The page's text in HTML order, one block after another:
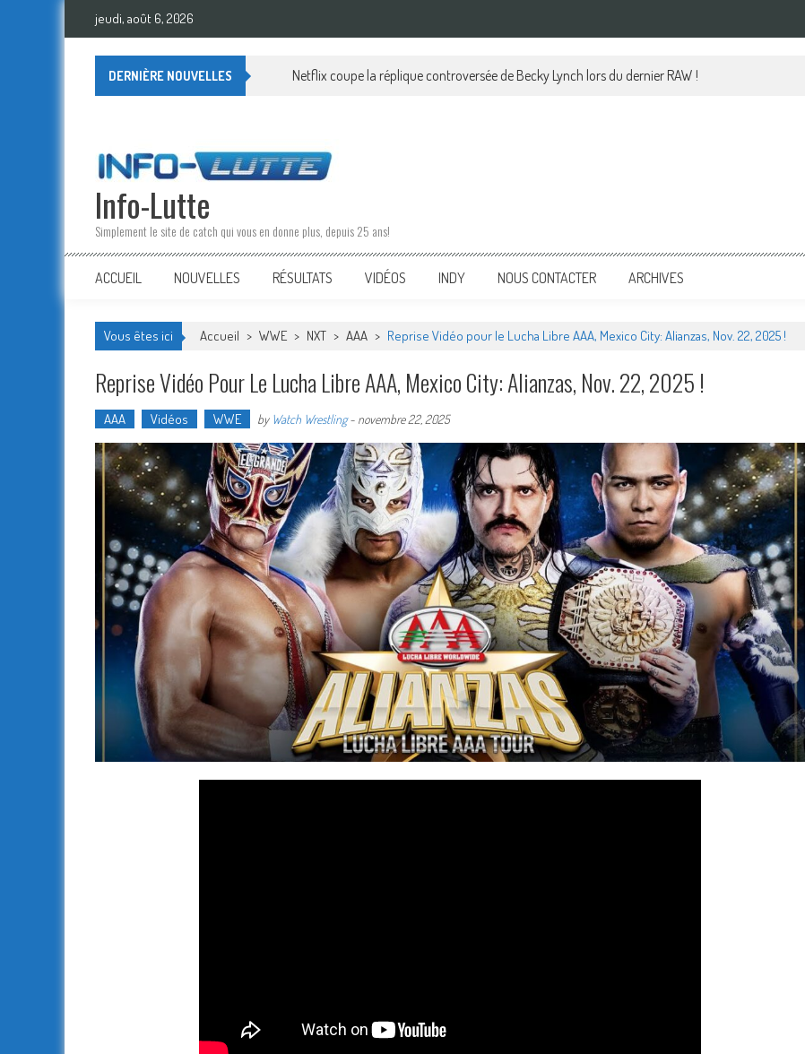
Skip
jeudi, août 6, 2026
DERNIÈRE NOUVELLES Netflix coupe la réplique controversée de Becky Lynch lors du dernier RAW !
Info-Lutte
Simplement le site de catch qui vous en donne plus, depuis 25 ans!
ACCUEIL NOUVELLES RÉSULTATS VIDÉOS INDY NOUS CONTACTER ARCHIVES
Vous êtes ici Accueil > WWE > NXT > AAA > Reprise Vidéo pour le Lucha Libre AAA, Mexico City: Alianzas, Nov. 22, 2025 !
Reprise Vidéo Pour Le Lucha Libre AAA, Mexico City: Alianzas, Nov. 22, 2025 !
AAA Vidéos WWE by Watch Wrestling- novembre 22, 2025